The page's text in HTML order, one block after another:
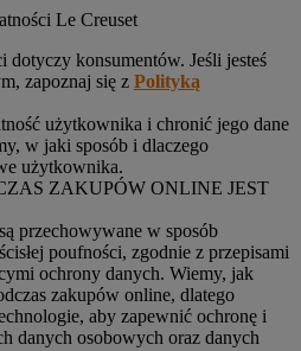
Le Creuset
konsumentów. Jeśli jesteś
zapoznaj się z Polityką
użytkownika i chronić jego dane
w jaki sposób i dlaczego
użytkownika.
ZAKUPÓW ONLINE JEST
przechowywane w sposób
poufności, zgodnie z przepisami
ochrony danych. Wiemy, jak
zakupów online, dlatego
aby zapewnić ochronę i
danych osobowych oraz danych